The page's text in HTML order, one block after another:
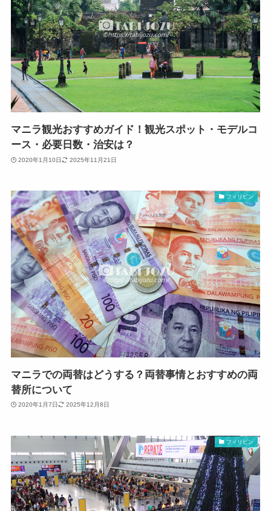
マニラ観光おすすめガイド！観光スポット・モデルコ
ース・必要日数・治安は？
2020年1月10日 2025年11月21日
フィリピン
マニラでの両替はどうする？両替事情とおすすめの両
替所について
2020年1月7日 2025年12月8日
フィリピン